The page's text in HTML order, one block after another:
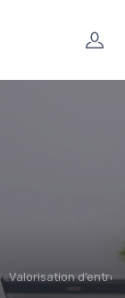
Valorisation